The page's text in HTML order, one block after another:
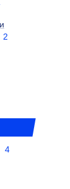
2
4